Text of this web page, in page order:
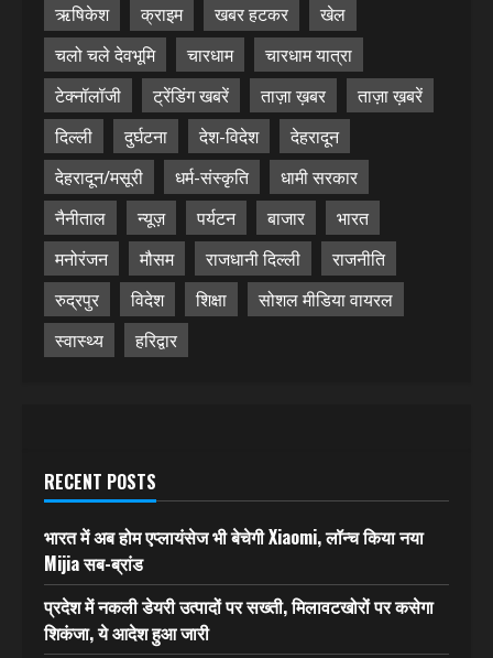
ऋषिकेश
क्राइम खबर हटकर
खेल
चलो चले देवभूमि
चारधाम
चारधाम यात्रा
टेक्नॉलॉजी
ट्रेंडिंग खबरें ताज़ा ख़बर
ताज़ा ख़बरें
दिल्ली
दुर्घटना देश-विदेश
देहरादून
देहरादून/मसूरी
धर्म-संस्कृति
धामी सरकार
नैनीताल
न्यूज़ पर्यटन बाजार
भारत
मनोरंजन
मौसम राजधानी दिल्ली
राजनीति
रुद्रपुर
विदेश शिक्षा
सोशल मीडिया वायरल
स्वास्थ्य
हरिद्वार
RECENT POSTS
भारत में अब होम एप्लायंसेज भी बेचेगी Xiaomi, लॉन्च किया नया
Mijia सब-ब्रांड
प्रदेश में नकली डेयरी उत्पादों पर सख्ती, मिलावटखोरों पर कसेगा
शिकंजा, ये आदेश हुआ जारी